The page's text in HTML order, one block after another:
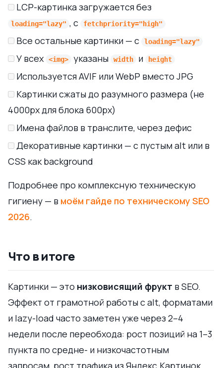
LCP-картинка загружается без
loading="lazy" , с fetchpriority="high"
Все остальные картинки — с loading="lazy"
У всех <img> указаны width и height
Используется AVIF или WebP вместо JPG
Картинки сжаты до разумного размера (не
4000px для блока 600px)
Имена файлов в транслите, через дефис
Декоративные картинки — с пустым alt или в
CSS как background
Подробнее про комплексную техническую
гигиену — в моём гайде по техническому SEO
2026.
Что в итоге
Картинки — это низковисящий фрукт в SEO.
Эффект от грамотной работы с alt, форматами
и lazy-load часто заметен уже через 2–4
недели после переобхода: рост позиций на 1–3
пункта по средне- и низкочастотным
запросам, рост трафика из Яндекс.Картинок,